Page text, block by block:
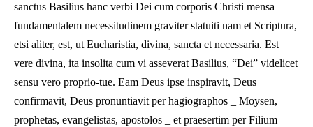
sanctus Basilius hanc verbi Dei cum corporis Christi mensa
fundamentalem necessitudinem graviter statuiti nam et Scriptura,
etsi aliter, est, ut Eucharistia, divina, sancta et necessaria. Est
vere divina, ita insolita cum vi asseverat Basilius, “Dei” videlicet
sensu vero proprio-tue. Eam Deus ipse inspiravit, Deus
confirmavit, Deus pronuntiavit per hagiographos _ Moysen,
prophetas, evangelistas, apostolos _ et praesertim per Filium